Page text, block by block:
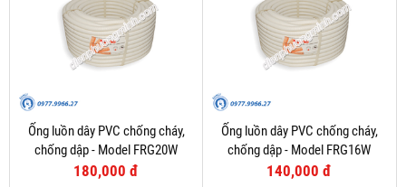
Ống luồn dây PVC chống cháy,
chống dập - Model FRG20W
180,000 đ
Ống luồn dây PVC chống cháy,
chống dập - Model FRG16W
140,000 đ